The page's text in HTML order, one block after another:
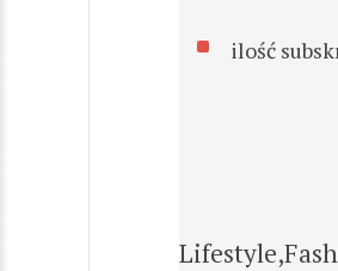
ilość